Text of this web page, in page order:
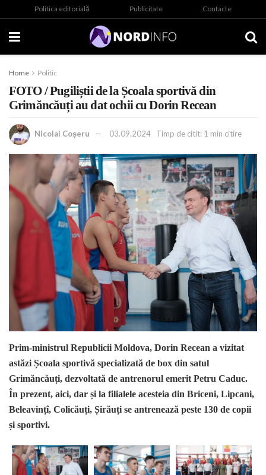
Politica editorială Publicitate Contacte
Home Politic
FOTO / Pugiliștii de la Școala sportivă din
Grimăncăuți au dat ochii cu Dorin Recean
Nicolai Coșeru 03.09.2024 Timp de citit: 1 min citire
Prim-ministrul Republicii Moldova, Dorin Recean a vizitat
astăzi Școala sportivă specializată de box din satul
Grimăncăuți, dezvoltată de antrenorul emerit Petru Caduc.
În prezent, aici, dar și la filialele acesteia din Briceni, Lipcani,
Beleavințî, Colicăuți, Șirăuți se antrenează peste 130 de copii
și sportivi.